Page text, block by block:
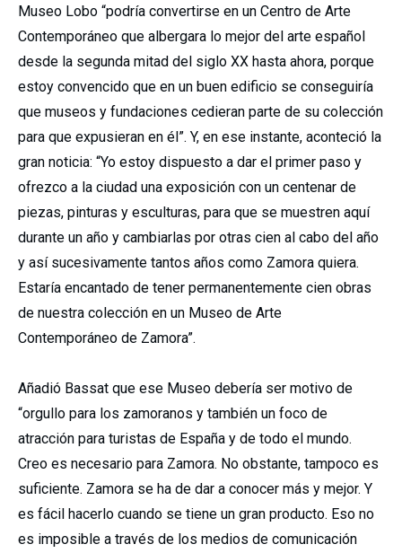
Museo Lobo “podría convertirse en un Centro de Arte
Contemporáneo que albergara lo mejor del arte español
desde la segunda mitad del siglo XX hasta ahora, porque
estoy convencido que en un buen edificio se conseguiría
que museos y fundaciones cedieran parte de su colección
para que expusieran en él”. Y, en ese instante, aconteció la
gran noticia: “Yo estoy dispuesto a dar el primer paso y
ofrezco a la ciudad una exposición con un centenar de
piezas, pinturas y esculturas, para que se muestren aquí
durante un año y cambiarlas por otras cien al cabo del año
y así sucesivamente tantos años como Zamora quiera.
Estaría encantado de tener permanentemente cien obras
de nuestra colección en un Museo de Arte
Contemporáneo de Zamora”.
Añadió Bassat que ese Museo debería ser motivo de
“orgullo para los zamoranos y también un foco de
atracción para turistas de España y de todo el mundo.
Creo es necesario para Zamora. No obstante, tampoco es
suficiente. Zamora se ha de dar a conocer más y mejor. Y
es fácil hacerlo cuando se tiene un gran producto. Eso no
es imposible a través de los medios de comunicación